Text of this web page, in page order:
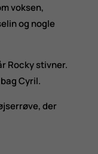
voksen,
og nogle
Rocky stivner.
Cyril.
der